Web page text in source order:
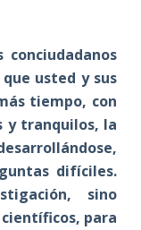
usted y sus
tiempo, con
y tranquilos, la
difíciles.
sino
para